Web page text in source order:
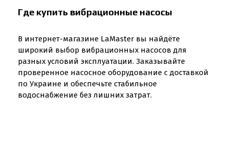
Где купить вибрационные насосы
В интернет-магазине LaMaster вы найдёте
широкий выбор вибрационных насосов для
разных условий эксплуатации. Заказывайте
проверенное насосное оборудование с доставкой
по Украине и обеспечьте стабильное
водоснабжение без лишних затрат.